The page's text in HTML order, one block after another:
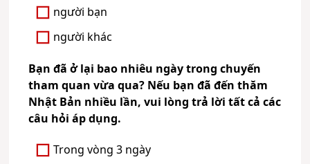
người bạn
người khác
Bạn đã ở lại bao nhiêu ngày trong chuyến
tham quan vừa qua? Nếu bạn đã đến thăm
Nhật Bản nhiều lần, vui lòng trả lời tất cả các
câu hỏi áp dụng.
Trong vòng 3 ngày